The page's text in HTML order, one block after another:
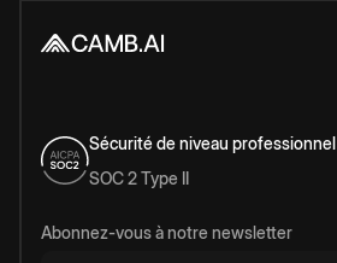
Sécurité de niveau professionnel
SOC 2 Type II
Abonnez-vous à notre newsletter